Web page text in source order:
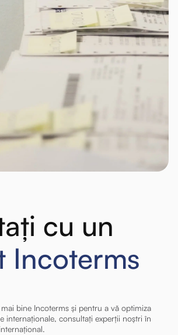
cu un
Incoterms
bine Incoterms și pentru a vă optimiza
internaționale, consultați experții noștri în